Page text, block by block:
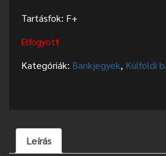
Tartásfok: F+
Elfogyott
Kategóriák: Bankjegyek, Külföldi
Leírás